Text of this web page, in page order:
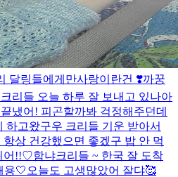
달링들에게만사랑이란건 ❣️까꿍
리들 오늘 하루 잘 보내고 있나아
냈어! 피곤할까봐 걱정해주던데
하고왔구우 크리들 기운 받아서
상 건강했으면 좋겠구 밥 안 먹
어!!♡함냐크리들 ~ 한국 잘 도착
용🤍 오늘도 고생많았어 잘댜🥰